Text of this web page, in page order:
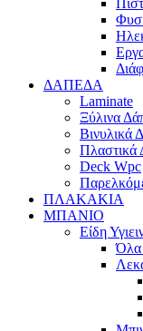
ΔΑΠΕΔΑ
Laminate
Ξύλινα
Βινυλικά
Πλαστικά
Deck Wpc
ΠΛΑΚΑΚΙΑ
ΜΠΑΝΙΟ
Είδη
Όλα